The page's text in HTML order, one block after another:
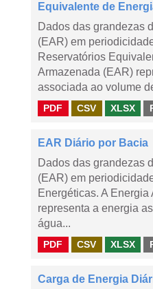
Equivalente de
Dados das grandezas
(EAR) em
Reservatórios
Armazenada (EAR)
associada ao volume
PDF CSV XLSX
EAR Diário por Bacia
Dados das grandezas
(EAR) em
Energéticas. A
representa a energia
água...
PDF CSV XLSX
Carga de Energia